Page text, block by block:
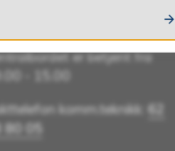
er betjent fra
- 15.00
komm.teknikk: 62
80 05